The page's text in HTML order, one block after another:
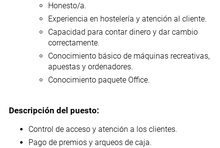
Honesto/a.
Experiencia en hostelería y atención al cliente.
Capacidad para contar dinero y dar cambio
correctamente.
Conocimiento básico de máquinas recreativas,
apuestas y ordenadores.
Conocimiento paquete Office.
Descripción del puesto:
Control de acceso y atención a los clientes.
Pago de premios y arqueos de caja.